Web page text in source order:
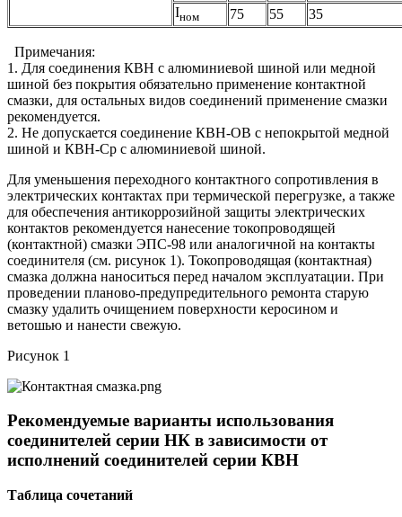
Iном 75 55 35
Примечания:
1. Для соединения КВН с алюминиевой шиной или медной
шиной без покрытия обязательно применение контактной
смазки, для остальных видов соединений применение смазки
рекомендуется.
2. Не допускается соединение КВН-ОВ с непокрытой медной
шиной и КВН-Ср с алюминиевой шиной.
Для уменьшения переходного контактного сопротивления в
электрических контактах при термической перегрузке, а также
для обеспечения антикоррозийной защиты электрических
контактов рекомендуется нанесение токопроводящей
(контактной) смазки ЭПС-98 или аналогичной на контакты
соединителя (см. рисунок 1). Токопроводящая (контактная)
смазка должна наноситься перед началом эксплуатации. При
проведении планово-предупредительного ремонта старую
смазку удалить очищением поверхности керосином и
ветошью и нанести свежую.
Рисунок 1
Рекомендуемые варианты использования
соединителей серии НК в зависимости от
исполнений соединителей серии КВН
Таблица сочетаний